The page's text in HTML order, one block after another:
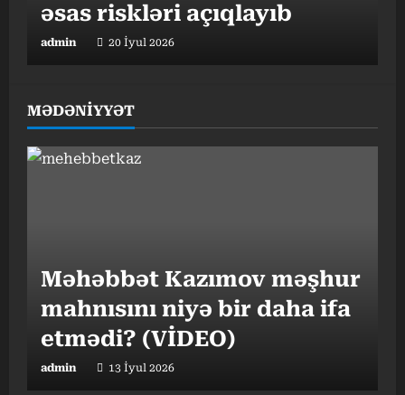
əsas riskləri açıqlayıb
admin 20 İyul 2026
Gündəlik 10 min addım
admin 17 İyul 2026
MƏDƏNİYYƏT
Məhəbbət Kazımov məşhur
mahnısını niyə bir daha ifa
etmədi? (VİDEO)
admin 13 İyul 2026